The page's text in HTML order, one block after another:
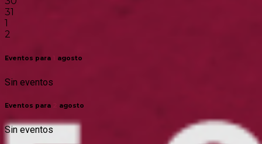
31
1
2
Eventos para agosto
Sin eventos
Eventos para agosto
Sin eventos